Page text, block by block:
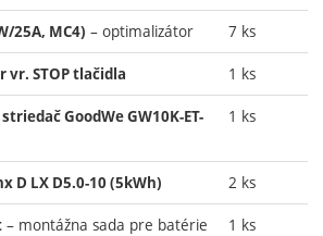
25A, MC4) – optimalizátor 7 ks
vr. STOP tlačidla 1 ks
GoodWe GW10K-ET-
1 ks
D LX D5.0-10 (5kWh) 2 ks
– montážna sada pre batérie 1 ks